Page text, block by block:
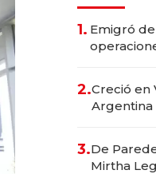
1. Emigró
2.Creció en
marcas
3.De
Mirtha